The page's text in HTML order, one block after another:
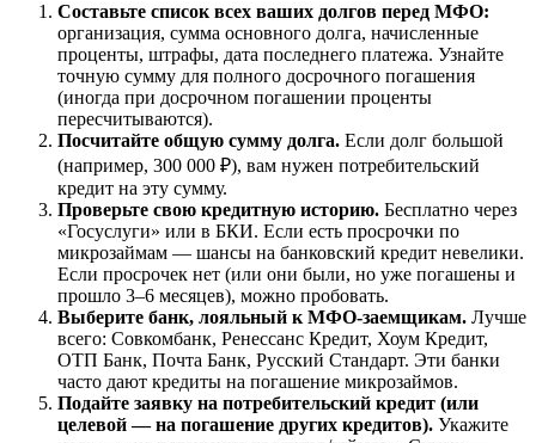
Составьте список всех ваших долгов перед МФО:
организация, сумма основного долга, начисленные
проценты, штрафы, дата последнего платежа. Узнайте
точную сумму для полного досрочного погашения
(иногда при досрочном погашении проценты
пересчитываются).
Посчитайте общую сумму долга. Если долг большой
(например, 300 000 ₽), вам нужен потребительский
кредит на эту сумму.
Проверьте свою кредитную историю. Бесплатно через
«Госуслуги» или в БКИ. Если есть просрочки по
микрозаймам — шансы на банковский кредит невелики.
Если просрочек нет (или они были, но уже погашены и
прошло 3–6 месяцев), можно пробовать.
Выберите банк, лояльный к МФО-заемщикам. Лучше
всего: Совкомбанк, Ренессанс Кредит, Хоум Кредит,
ОТП Банк, Почта Банк, Русский Стандарт. Эти банки
часто дают кредиты на погашение микрозаймов.
Подайте заявку на потребительский кредит (или
целевой — на погашение других кредитов). Укажите